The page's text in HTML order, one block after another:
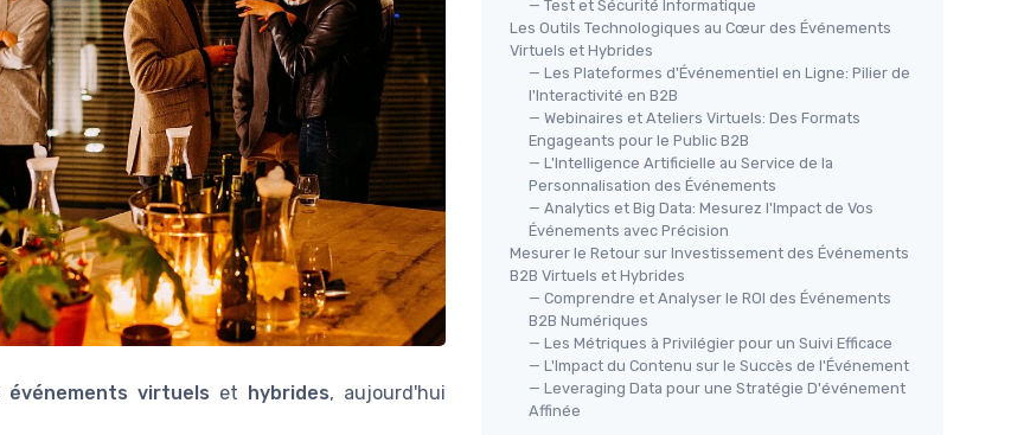
événements virtuels et hybrides, aujourd'hui
— Test et Sécurité Informatique
Les Outils Technologiques au Cœur des Événements
Virtuels et Hybrides
— Les Plateformes d'Événementiel en Ligne: Pilier de
l'Interactivité en B2B
— Webinaires et Ateliers Virtuels: Des Formats
Engageants pour le Public B2B
— L'Intelligence Artificielle au Service de la
Personnalisation des Événements
— Analytics et Big Data: Mesurez l'Impact de Vos
Événements avec Précision
Mesurer le Retour sur Investissement des Événements
B2B Virtuels et Hybrides
— Comprendre et Analyser le ROI des Événements
B2B Numériques
— Les Métriques à Privilégier pour un Suivi Efficace
— L'Impact du Contenu sur le Succès de l'Événement
— Leveraging Data pour une Stratégie D'événement
Affinée